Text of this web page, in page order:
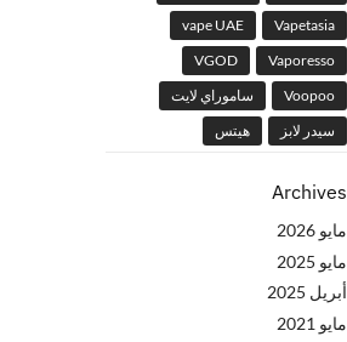
Vapetasia
vape UAE
Vaporesso
VGOD
Voopoo
ساموراي لايت
سيدر لابز
هيتس
Archives
مايو 2026
مايو 2025
أبريل 2025
مايو 2021